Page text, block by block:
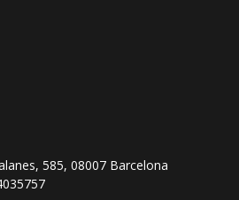
585, 08007 Barcelona